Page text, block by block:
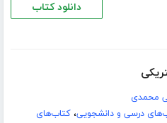
دانلود کتاب
محمدی
درسی و دانشجویی،کتاب‌های